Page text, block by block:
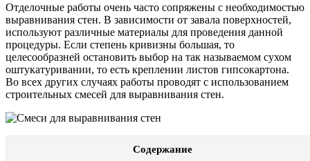
Отделочные работы очень часто сопряжены с необходимостью
выравнивания стен. В зависимости от завала поверхностей,
используют различные материалы для проведения данной
процедуры. Если степень кривизны большая, то
целесообразней остановить выбор на так называемом сухом
оштукатуривании, то есть креплении листов гипсокартона.
Во всех других случаях работы проводят с использованием
строительных смесей для выравнивания стен.
Содержание